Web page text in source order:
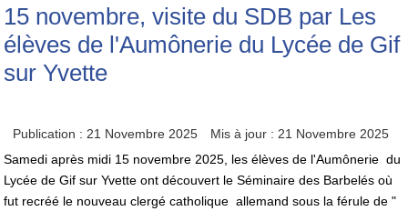
15 novembre, visite du SDB par Les
élèves de l'Aumônerie du Lycée de Gif
sur Yvette
Publication : 21 Novembre 2025
Mis à jour : 21 Novembre 2025
Samedi après midi 15 novembre 2025, les élèves de l'Aumônerie du
Lycée de Gif sur Yvette ont découvert le Séminaire des Barbelés où
fut recréé le nouveau clergé catholique allemand sous la férule de "